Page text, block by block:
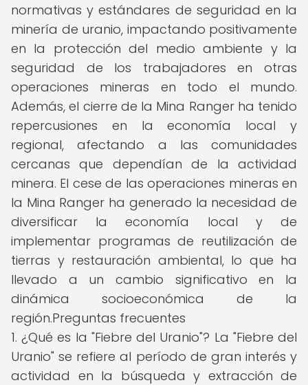
normativas y estándares de seguridad en la
minería de uranio, impactando positivamente
en la protección del medio ambiente y la
seguridad de los trabajadores en otras
operaciones mineras en todo el mundo.
Además, el cierre de la Mina Ranger ha tenido
repercusiones en la economía local y
regional, afectando a las comunidades
cercanas que dependían de la actividad
minera. El cese de las operaciones mineras en
la Mina Ranger ha generado la necesidad de
diversificar la economía local y de
implementar programas de reutilización de
tierras y restauración ambiental, lo que ha
llevado a un cambio significativo en la
dinámica socioeconómica de la
región.Preguntas frecuentes
1. ¿Qué es la "Fiebre del Uranio"? La "Fiebre del
Uranio" se refiere al período de gran interés y
actividad en la búsqueda y extracción de